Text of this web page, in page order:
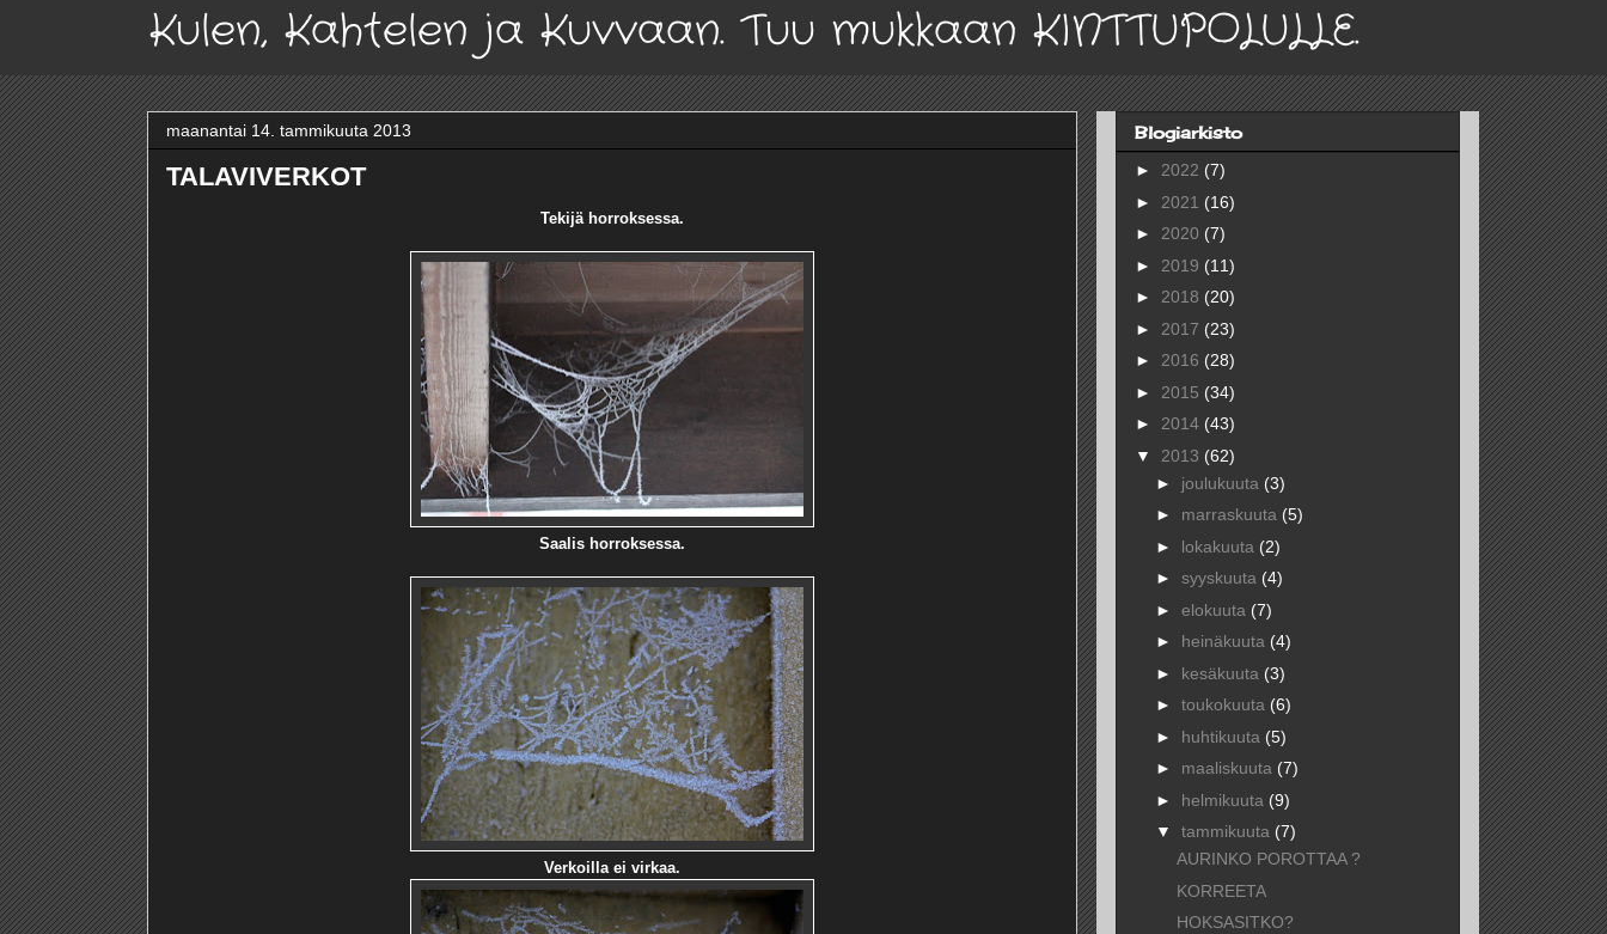
Kulen, Kahtelen ja Kuvvaan. Tuu mukkaan KINTTUPOLULLE.
maanantai 14. tammikuuta 2013
TALAVIVERKOT
Tekijä horroksessa.
Saalis horroksessa.
Verkoilla ei virkaa.
Blogiarkisto
► 2022 (7)
► 2021 (16)
► 2020 (7)
► 2019 (11)
► 2018 (20)
► 2017 (23)
► 2016 (28)
► 2015 (34)
► 2014 (43)
▼ 2013 (62)
► joulukuuta (3)
► marraskuuta (5)
► lokakuuta (2)
► syyskuuta (4)
► elokuuta (7)
► heinäkuuta (4)
► kesäkuuta (3)
► toukokuuta (6)
► huhtikuuta (5)
► maaliskuuta (7)
► helmikuuta (9)
▼ tammikuuta (7)
AURINKO POROTTAA ?
KORREETA
HOKSASITKO?